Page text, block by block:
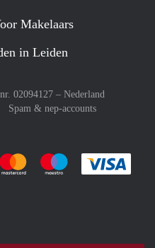
Makelaars
in Leiden
02094127 – Nederland
Spam & nep-accounts
rekent gemakkelijk af met Paypal
Je rekent gemakkelijk af met
Je rekent